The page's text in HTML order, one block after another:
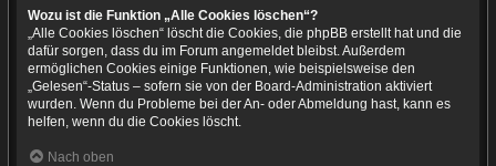
Wozu ist die Funktion „Alle Cookies löschen“?
„Alle Cookies löschen“ löscht die Cookies, die phpBB erstellt hat und die
dafür sorgen, dass du im Forum angemeldet bleibst. Außerdem
ermöglichen Cookies einige Funktionen, wie beispielsweise den
„Gelesen“-Status – sofern sie von der Board-Administration aktiviert
wurden. Wenn du Probleme bei der An- oder Abmeldung hast, kann es
helfen, wenn du die Cookies löscht.
Nach oben